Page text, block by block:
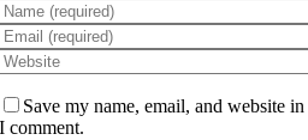
Save my name, email, and website
I comment.